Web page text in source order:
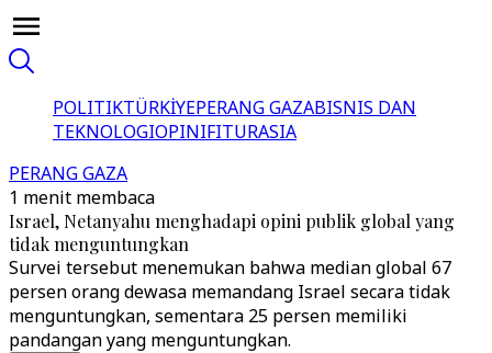
POLITIKTÜRKİYEPERANG GAZABISNIS DAN
TEKNOLOGIOPINIFITURASIA
PERANG GAZA
1 menit membaca
Israel, Netanyahu menghadapi opini publik global yang
tidak menguntungkan
Survei tersebut menemukan bahwa median global 67
persen orang dewasa memandang Israel secara tidak
menguntungkan, sementara 25 persen memiliki
pandangan yang menguntungkan.